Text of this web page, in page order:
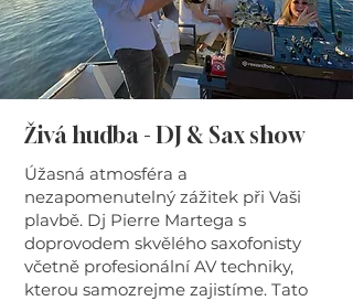
Živá hudba - DJ & Sax show
Úžasná atmosféra a
nezapomenutelný zážitek při Vaši
plavbě. Dj Pierre Martega s
doprovodem skvělého saxofonisty
včetně profesionální AV techniky,
kterou samozrejme zajistíme. Tato